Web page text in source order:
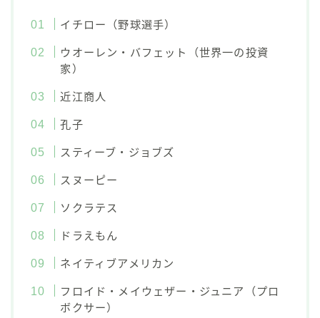
イチロー（野球選手）
ウオーレン・バフェット（世界一の投資
家）
近江商人
孔子
スティーブ・ジョブズ
スヌーピー
ソクラテス
ドラえもん
ネイティブアメリカン
フロイド・メイウェザー・ジュニア（プロ
ボクサー）